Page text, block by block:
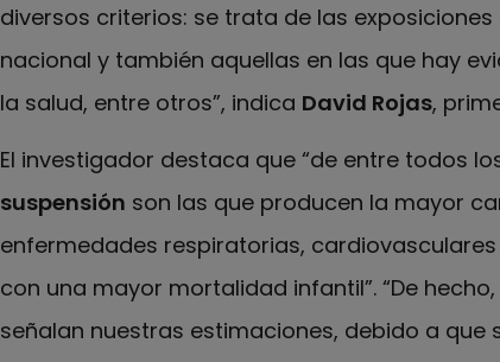
diversos criterios: se trata de las
nacional y también aquellas en las que hay
la salud, entre otros”, indica David Rojas,
El investigador destaca que “de entre todos
suspensión son las que producen la mayor
enfermedades respiratorias,
con una mayor mortalidad infantil”. “De
señalan nuestras estimaciones, debido a